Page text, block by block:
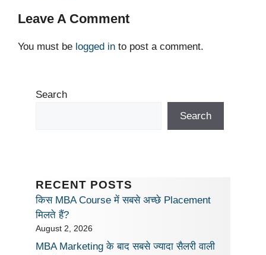
Leave A Comment
You must be logged in to post a comment.
Search
Search
RECENT POSTS
किस MBA Course में सबसे अच्छे Placement
मिलते हैं?
August 2, 2026
MBA Marketing के बाद सबसे ज्यादा सैलरी वाली